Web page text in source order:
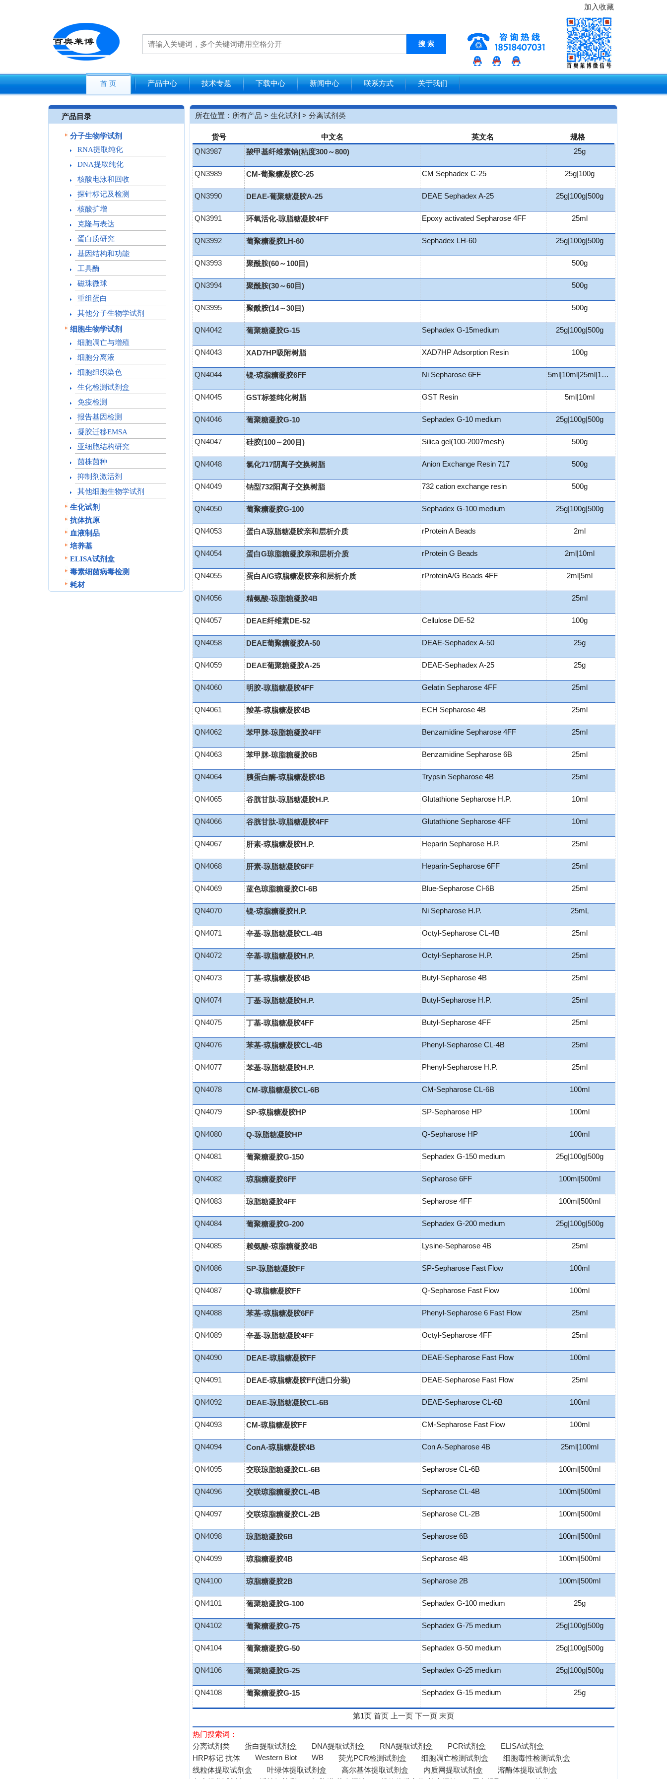
加入收藏
搜 索
首 页 产品中心 技术专题 下载中心 新闻中心 联系方式 关于我们
产品目录
分子生物学试剂
RNA提取纯化
DNA提取纯化
核酸电泳和回收
探针标记及检测
核酸扩增
克隆与表达
蛋白质研究
基因结构和功能
工具酶
磁珠微球
重组蛋白
其他分子生物学试剂
细胞生物学试剂
细胞凋亡与增殖
细胞分离液
细胞组织染色
生化检测试剂盒
免疫检测
报告基因检测
凝胶迁移EMSA
亚细胞结构研究
菌株菌种
抑制剂激活剂
其他细胞生物学试剂
生化试剂
抗体抗原
血液制品
培养基
ELISA试剂盒
毒素细菌病毒检测
耗材
所在位置： 所有产品 > 生化试剂 > 分离试剂类
货号 中文名 英文名
规格
QN3987
羧甲基纤维素钠(粘度300～800) 25g
QN3989 CM-葡聚糖凝胶C-25 CM Sephadex C-25 25g|100g
QN3990 DEAE-葡聚糖凝胶A-25 DEAE Sephadex A-25 25g|100g|500g
QN3991 环氧活化-琼脂糖凝胶4FF Epoxy activated Sepharose 4FF 25ml
QN3992 葡聚糖凝胶LH-60 Sephadex LH-60 25g|100g|500g
QN3993 聚酰胺(60～100目) 500g
QN3994 聚酰胺(30～60目) 500g
QN3995 聚酰胺(14～30目) 500g
QN4042 葡聚糖凝胶G-15 Sephadex G-15medium 25g|100g|500g
QN4043 XAD7HP吸附树脂 XAD7HP Adsorption Resin 100g
QN4044 镍-琼脂糖凝胶6FF Ni Sepharose 6FF 5ml|10ml|25ml|100ml
QN4045 GST标签纯化树脂 GST Resin 5ml|10ml
QN4046 葡聚糖凝胶G-10 Sephadex G-10 medium 25g|100g|500g
QN4047 硅胶(100～200目) Silica gel(100-200?mesh) 500g
QN4048 氯化717阴离子交换树脂 Anion Exchange Resin 717 500g
QN4049 钠型732阳离子交换树脂 732 cation exchange resin 500g
QN4050 葡聚糖凝胶G-100 Sephadex G-100 medium 25g|100g|500g
QN4053 蛋白A琼脂糖凝胶亲和层析介质 rProtein A Beads 2ml
QN4054 蛋白G琼脂糖凝胶亲和层析介质 rProtein G Beads 2ml|10ml
QN4055 蛋白A/G琼脂糖凝胶亲和层析介质 rProteinA/G Beads 4FF 2ml|5ml
QN4056 精氨酸-琼脂糖凝胶4B 25ml
QN4057 DEAE纤维素DE-52 Cellulose DE-52 100g
QN4058 DEAE葡聚糖凝胶A-50 DEAE-Sephadex A-50 25g
QN4059 DEAE葡聚糖凝胶A-25 DEAE-Sephadex A-25 25g
QN4060 明胶-琼脂糖凝胶4FF Gelatin Sepharose 4FF 25ml
QN4061 羧基-琼脂糖凝胶4B ECH Sepharose 4B 25ml
QN4062 苯甲脒-琼脂糖凝胶4FF Benzamidine Sepharose 4FF 25ml
QN4063 苯甲脒-琼脂糖凝胶6B Benzamidine Sepharose 6B 25ml
QN4064 胰蛋白酶-琼脂糖凝胶4B Trypsin Sepharose 4B 25ml
QN4065 谷胱甘肽-琼脂糖凝胶H.P. Glutathione Sepharose H.P. 10ml
QN4066 谷胱甘肽-琼脂糖凝胶4FF Glutathione Sepharose 4FF 10ml
QN4067 肝素-琼脂糖凝胶H.P. Heparin Sepharose H.P. 25ml
QN4068 肝素-琼脂糖凝胶6FF Heparin-Sepharose 6FF 25ml
QN4069 蓝色琼脂糖凝胶Cl-6B Blue-Sepharose Cl-6B 25ml
QN4070 镍-琼脂糖凝胶H.P. Ni Sepharose H.P. 25mL
QN4071 辛基-琼脂糖凝胶CL-4B Octyl-Sepharose CL-4B 25ml
QN4072 辛基-琼脂糖凝胶H.P. Octyl-Sepharose H.P. 25ml
QN4073 丁基-琼脂糖凝胶4B Butyl-Sepharose 4B 25ml
QN4074 丁基-琼脂糖凝胶H.P. Butyl-Sepharose H.P. 25ml
QN4075 丁基-琼脂糖凝胶4FF Butyl-Sepharose 4FF 25ml
QN4076 苯基-琼脂糖凝胶CL-4B Phenyl-Sepharose CL-4B 25ml
QN4077 苯基-琼脂糖凝胶H.P. Phenyl-Sepharose H.P. 25ml
QN4078 CM-琼脂糖凝胶CL-6B CM-Sepharose CL-6B 100ml
QN4079 SP-琼脂糖凝胶HP SP-Sepharose HP 100ml
QN4080 Q-琼脂糖凝胶HP Q-Sepharose HP 100ml
QN4081 葡聚糖凝胶G-150 Sephadex G-150 medium 25g|100g|500g
QN4082 琼脂糖凝胶6FF Sepharose 6FF 100ml|500ml
QN4083 琼脂糖凝胶4FF Sepharose 4FF 100ml|500ml
QN4084 葡聚糖凝胶G-200 Sephadex G-200 medium 25g|100g|500g
QN4085 赖氨酸-琼脂糖凝胶4B Lysine-Sepharose 4B 25ml
QN4086 SP-琼脂糖凝胶FF SP-Sepharose Fast Flow 100ml
QN4087 Q-琼脂糖凝胶FF Q-Sepharose Fast Flow 100ml
QN4088 苯基-琼脂糖凝胶6FF Phenyl-Sepharose 6 Fast Flow 25ml
QN4089 辛基-琼脂糖凝胶4FF Octyl-Sepharose 4FF 25ml
QN4090 DEAE-琼脂糖凝胶FF DEAE-Sepharose Fast Flow 100ml
QN4091 DEAE-琼脂糖凝胶FF(进口分装) DEAE-Sepharose Fast Flow 25ml
QN4092 DEAE-琼脂糖凝胶CL-6B DEAE-Sepharose CL-6B 100ml
QN4093 CM-琼脂糖凝胶FF CM-Sepharose Fast Flow 100ml
QN4094 ConA-琼脂糖凝胶4B Con A-Sepharose 4B 25ml|100ml
QN4095 交联琼脂糖凝胶CL-6B Sepharose CL-6B 100ml|500ml
QN4096 交联琼脂糖凝胶CL-4B Sepharose CL-4B 100ml|500ml
QN4097 交联琼脂糖凝胶CL-2B Sepharose CL-2B 100ml|500ml
QN4098 琼脂糖凝胶6B Sepharose 6B 100ml|500ml
QN4099 琼脂糖凝胶4B Sepharose 4B 100ml|500ml
QN4100 琼脂糖凝胶2B Sepharose 2B 100ml|500ml
QN4101 葡聚糖凝胶G-100 Sephadex G-100 medium 25g
QN4102 葡聚糖凝胶G-75 Sephadex G-75 medium 25g|100g|500g
QN4104 葡聚糖凝胶G-50 Sephadex G-50 medium 25g|100g|500g
QN4106 葡聚糖凝胶G-25 Sephadex G-25 medium 25g|100g|500g
QN4108 葡聚糖凝胶G-15 Sephadex G-15 medium 25g
第1页 首页 上一页 下一页 末页
热门搜索词：
分离试剂类
蛋白提取试剂盒 DNA提取试剂盒 RNA提取试剂盒 PCR试剂盒
ELISA试剂盒
HRP标记 抗体
Western Blot WB 荧光PCR检测试剂盒 细胞凋亡检测试剂盒
细胞毒性检测试剂盒
线粒体提取试剂盒
叶绿体提取试剂盒 高尔基体提取试剂盒 内质网提取试剂盒
溶酶体提取试剂盒